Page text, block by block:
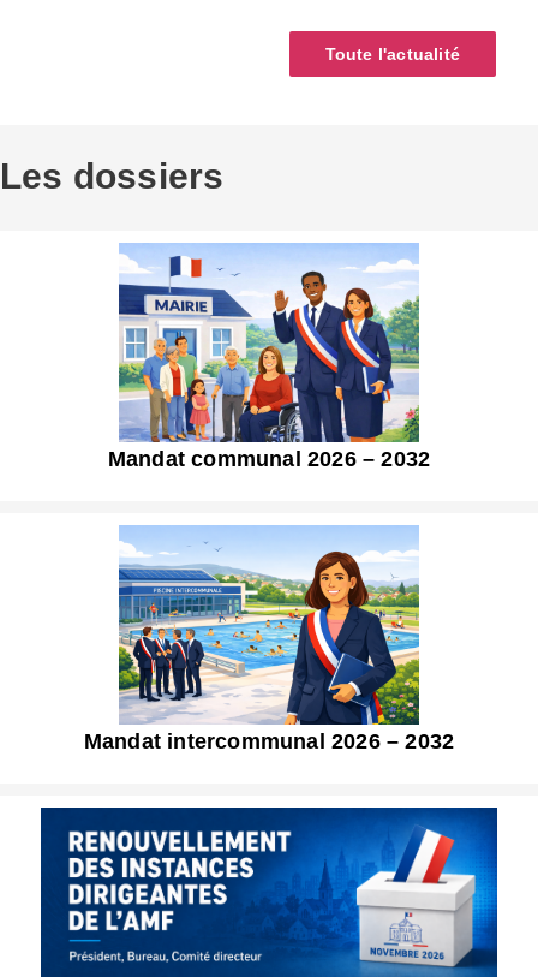
Toute l'actualité
Les dossiers
Mandat communal 2026 – 2032
Mandat intercommunal 2026 – 2032